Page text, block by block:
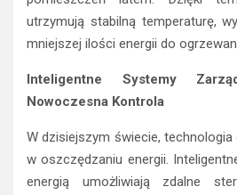
utrzymują stabilną temperaturę,
mniejszej ilości energii do
Inteligentne Systemy
Nowoczesna Kontrola
W dzisiejszym świecie,
w oszczędzaniu energii.
energią umożliwiają zdalne